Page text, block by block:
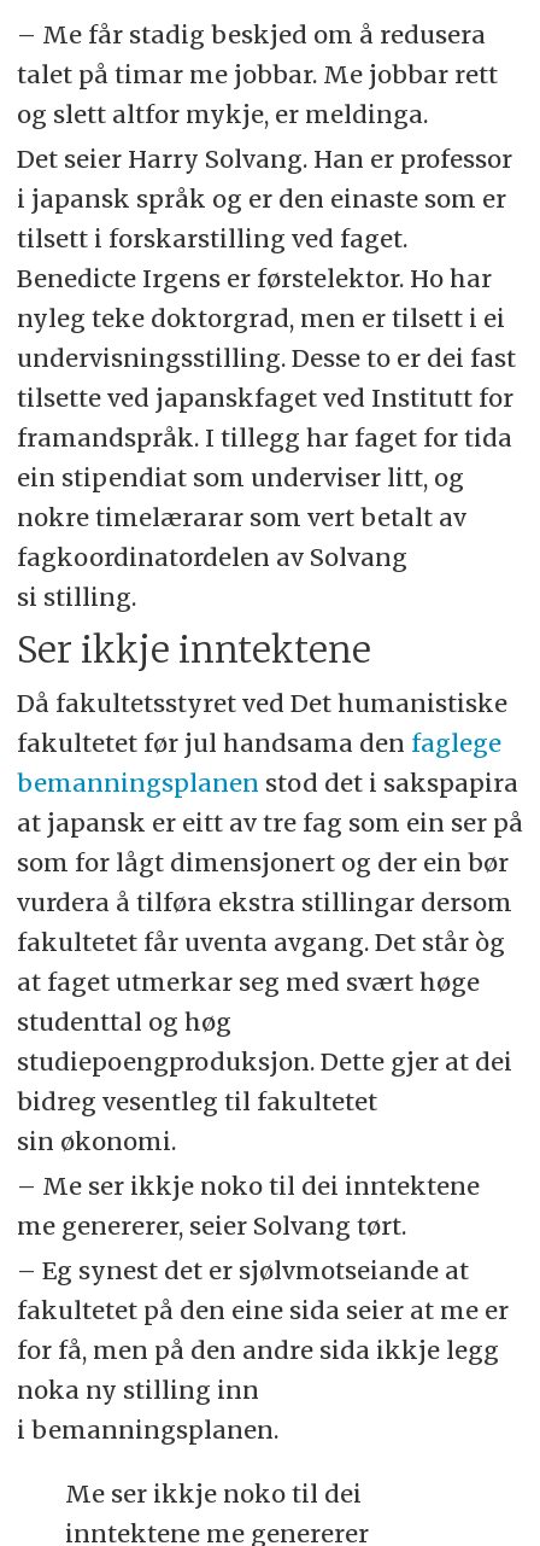
– Me får stadig beskjed om å redusera
talet på timar me jobbar. Me jobbar rett
og slett altfor mykje, er meldinga.
Det seier Harry Solvang. Han er professor
i japansk språk og er den einaste som er
tilsett i forskarstilling ved faget.
Benedicte Irgens er førstelektor. Ho har
nyleg teke doktorgrad, men er tilsett i ei
undervisningsstilling. Desse to er dei fast
tilsette ved japanskfaget ved Institutt for
framandspråk. I tillegg har faget for tida
ein stipendiat som underviser litt, og
nokre timelærarar som vert betalt av
fagkoordinatordelen av Solvang
si stilling.
Ser ikkje inntektene
Då fakultetsstyret ved Det humanistiske
fakultetet før jul handsama den faglege
bemanningsplanen stod det i sakspapira
at japansk er eitt av tre fag som ein ser på
som for lågt dimensjonert og der ein bør
vurdera å tilføra ekstra stillingar dersom
fakultetet får uventa avgang. Det står òg
at faget utmerkar seg med svært høge
studenttal og høg
studiepoengproduksjon. Dette gjer at dei
bidreg vesentleg til fakultetet
sin økonomi.
– Me ser ikkje noko til dei inntektene
me genererer, seier Solvang tørt.
– Eg synest det er sjølvmotseiande at
fakultetet på den eine sida seier at me er
for få, men på den andre sida ikkje legg
noka ny stilling inn
i bemanningsplanen.
Me ser ikkje noko til dei
inntektene me genererer